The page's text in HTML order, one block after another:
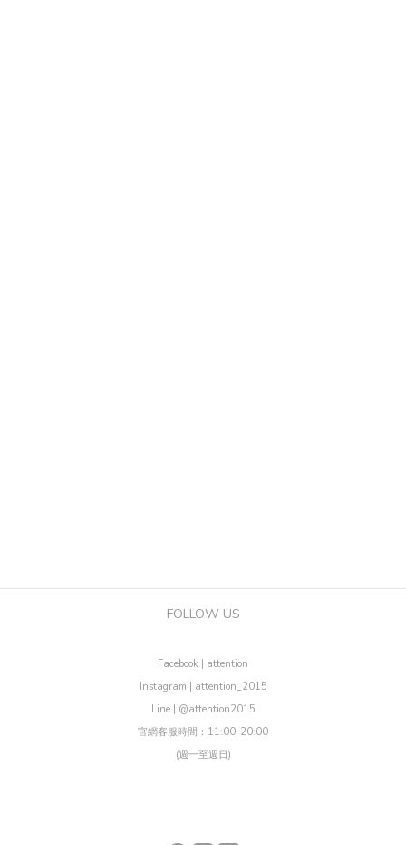
FOLLOW US
Facebook | attention
Instagram | attention_2015
Line | @attention2015
官網客服時間：11:00-20:00
(週一至週日)